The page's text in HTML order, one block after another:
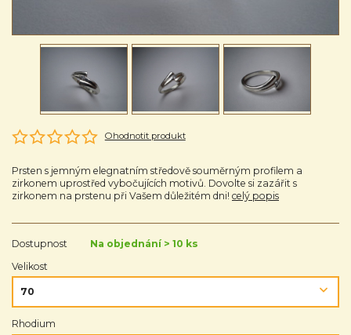
Ohodnotit produkt
Prsten s jemným elegnatním středově souměrným profilem a
zirkonem uprostřed vybočujících motivů. Dovolte si zazářit s
zirkonem na prstenu při Vašem důležitém dni! celý popis
Dostupnost
Na objednání > 10 ks
Velikost
Rhodium